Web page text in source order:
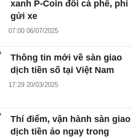
xanh P-Coin đổi cà phê, phí
gửi xe
07:00 06/07/2025
Thông tin mới về sàn giao
dịch tiền số tại Việt Nam
17:29 20/03/2025
Thí điểm, vận hành sàn giao
dịch tiền ảo ngay trong